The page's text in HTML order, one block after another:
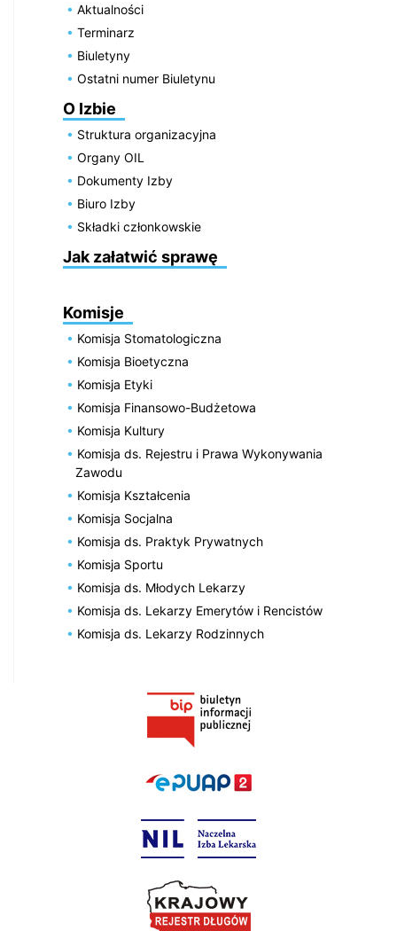
Aktualności
Terminarz
Biuletyny
Ostatni numer Biuletynu
O Izbie
Struktura organizacyjna
Organy OIL
Dokumenty Izby
Biuro Izby
Składki członkowskie
Jak załatwić sprawę
Komisje
Komisja Stomatologiczna
Komisja Bioetyczna
Komisja Etyki
Komisja Finansowo-Budżetowa
Komisja Kultury
Komisja ds. Rejestru i Prawa Wykonywania
Zawodu
Komisja Kształcenia
Komisja Socjalna
Komisja ds. Praktyk Prywatnych
Komisja Sportu
Komisja ds. Młodych Lekarzy
Komisja ds. Lekarzy Emerytów i Rencistów
Komisja ds. Lekarzy Rodzinnych